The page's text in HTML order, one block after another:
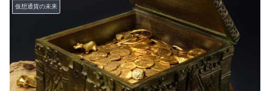
仮想通貨の未来